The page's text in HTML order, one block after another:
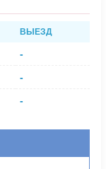
ВЫЕЗД
-
-
-